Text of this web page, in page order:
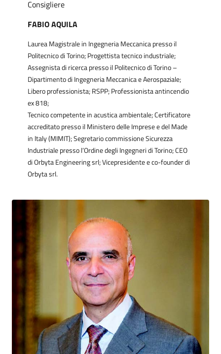
Consigliere
FABIO AQUILA
Laurea Magistrale in Ingegneria Meccanica presso il
Politecnico di Torino; Progettista tecnico industriale;
Assegnista di ricerca presso il Politecnico di Torino –
Dipartimento di Ingegneria Meccanica e Aerospaziale;
Libero professionista; RSPP; Professionista antincendio
ex 818;
Tecnico competente in acustica ambientale; Certificatore
accreditato presso il Ministero delle Imprese e del Made
in ltaly (MIMIT); Segretario commissione Sicurezza
Industriale presso l’Ordine degli Ingegneri di Torino; CEO
di Orbyta Engineering srl; Vicepresidente e co-founder di
Orbyta srl.